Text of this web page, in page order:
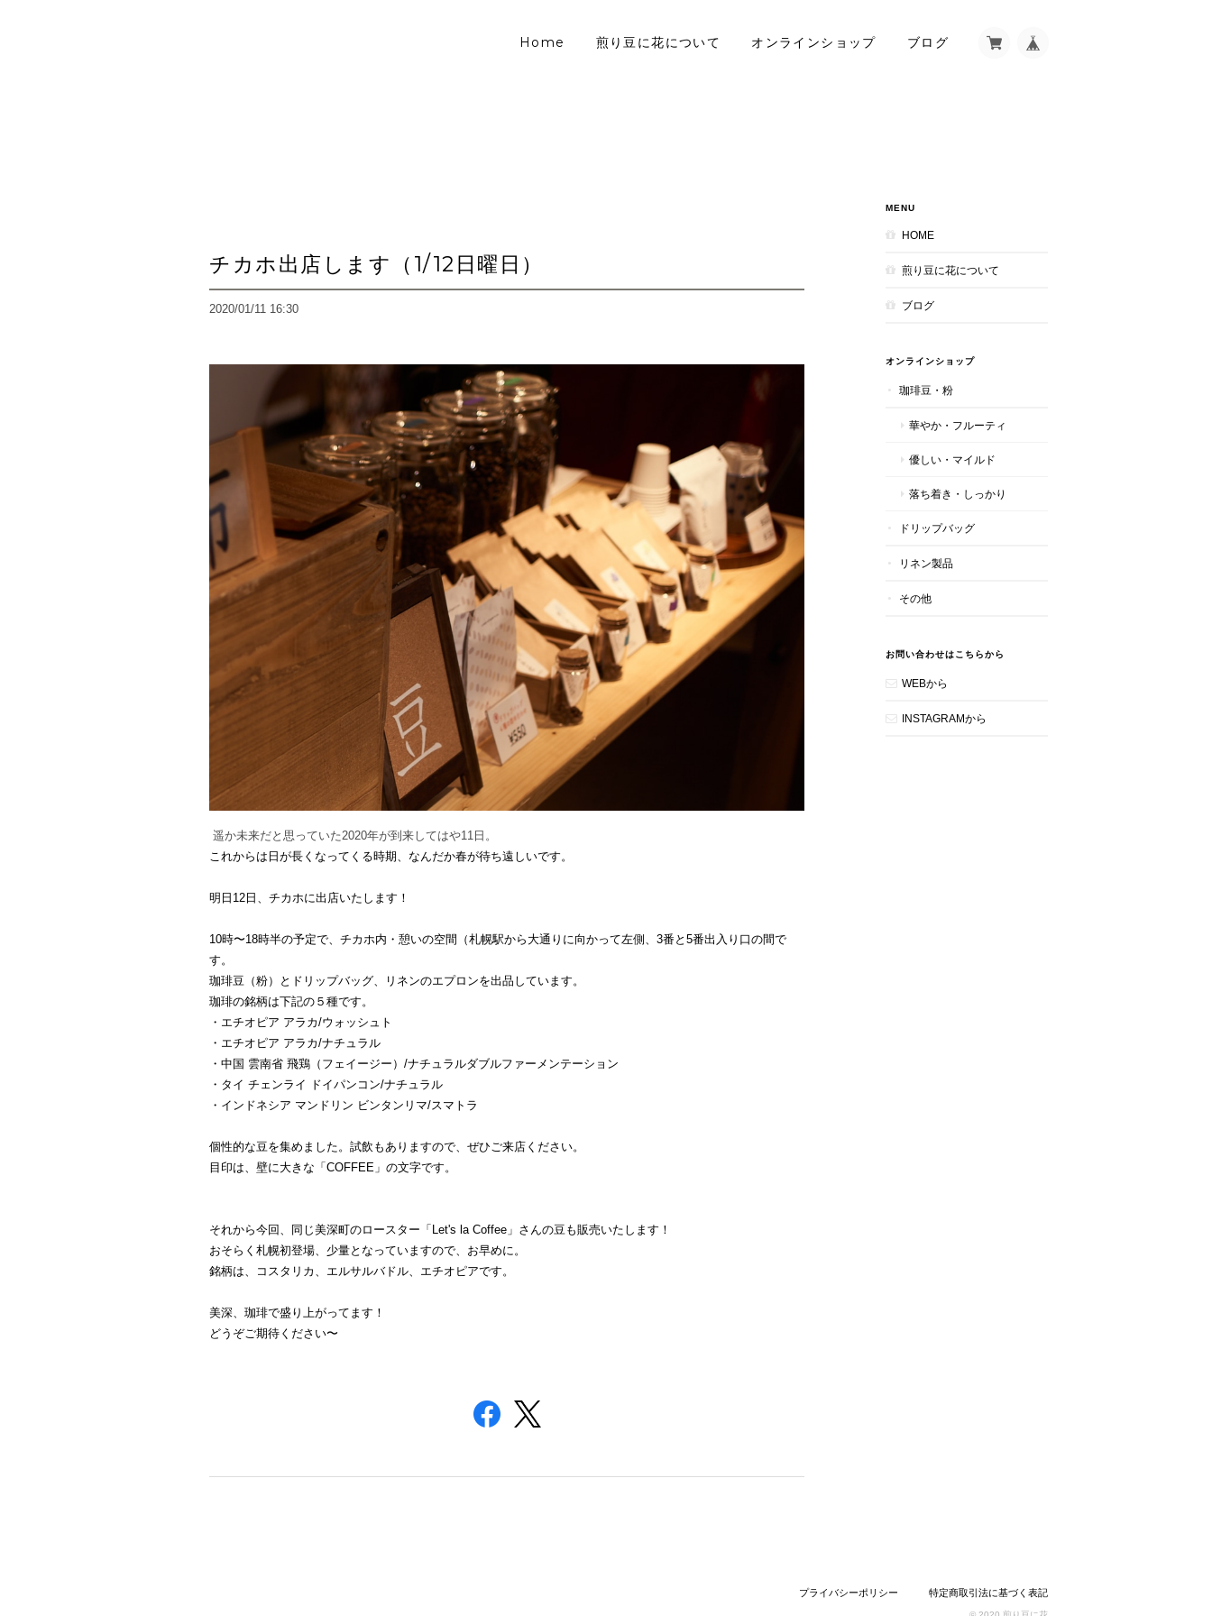
Home 煎り豆に花について オンラインショップ ブログ
チカホ出店します（1/12日曜日）
2020/01/11 16:30
遥か未来だと思っていた2020年が到来してはや11日。
これからは日が長くなってくる時期、なんだか春が待ち遠しいです。
明日12日、チカホに出店いたします！
10時〜18時半の予定で、チカホ内・憩いの空間（札幌駅から大通りに向かって左側、3番と5番出入り口の間で
す。
珈琲豆（粉）とドリップバッグ、リネンのエプロンを出品しています。
珈琲の銘柄は下記の５種です。
・エチオピア アラカ/ウォッシュト
・エチオピア アラカ/ナチュラル
・中国 雲南省 飛鶏（フェイージー）/ナチュラルダブルファーメンテーション
・タイ チェンライ ドイパンコン/ナチュラル
・インドネシア マンドリン ビンタンリマ/スマトラ
個性的な豆を集めました。試飲もありますので、ぜひご来店ください。
目印は、壁に大きな「COFFEE」の文字です。
それから今回、同じ美深町のロースター「Let's la Coffee」さんの豆も販売いたします！
おそらく札幌初登場、少量となっていますので、お早めに。
銘柄は、コスタリカ、エルサルバドル、エチオピアです。
美深、珈琲で盛り上がってます！
どうぞご期待ください〜
MENU
HOME
煎り豆に花について
ブログ
オンラインショップ
珈琲豆・粉
華やか・フルーティ
優しい・マイルド
落ち着き・しっかり
ドリップバッグ
リネン製品
その他
お問い合わせはこちらから
WEBから
INSTAGRAMから
プライバシーポリシー 特定商取引法に基づく表記